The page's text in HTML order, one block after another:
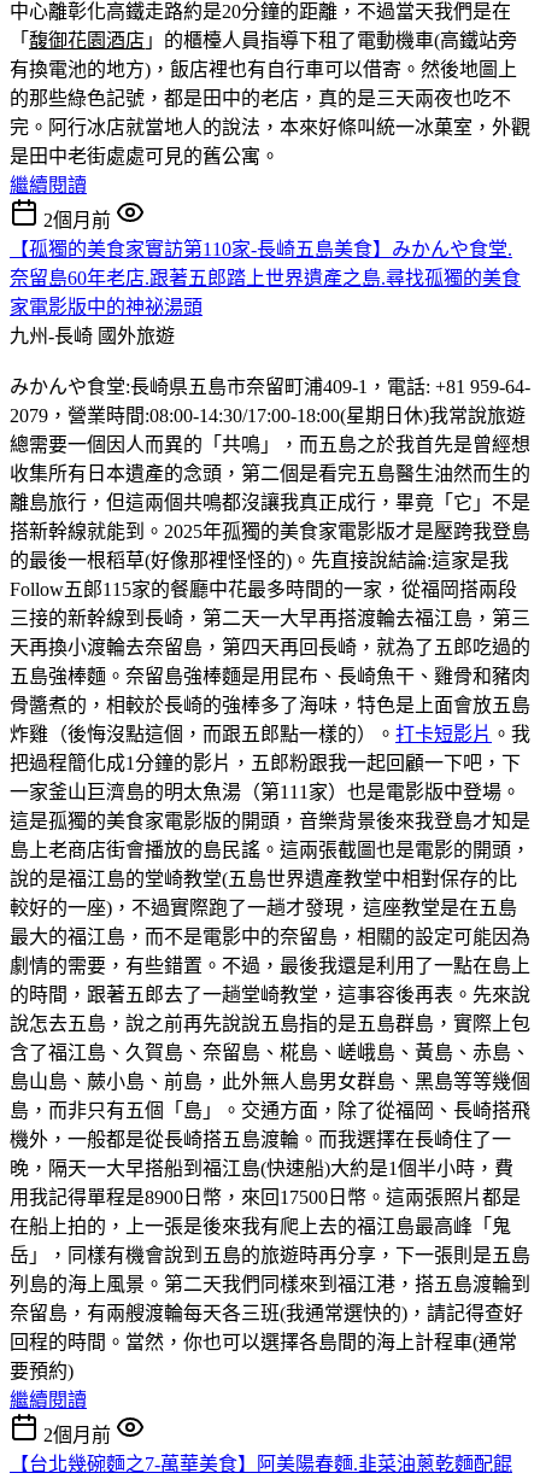
中心離彰化高鐵走路約是20分鐘的距離，不過當天我們是在
「 馥御花園酒店 」的櫃檯人員指導下租了電動機車(高鐵站旁
有換電池的地方)，飯店裡也有自行車可以借寄。然後地圖上
的那些綠色記號，都是田中的老店，真的是三天兩夜也吃不
完。 阿行冰店就當地人的說法，本來好條叫統一冰菓室，外觀
是田中老街處處可見的舊公寓。
繼續閱讀
2個月前
【孤獨的美食家實訪第110家-長崎五島美食】みかんや食堂.
奈留島60年老店.跟著五郎踏上世界遺產之島.尋找孤獨的美食
家電影版中的神祕湯頭
九州-長崎 國外旅遊
みかんや食堂:長崎県五島市奈留町浦409-1，電話: +81 959-64-
2079，營業時間:08:00-14:30/17:00-18:00(星期日休)我常說旅遊
總需要一個因人而異的「共鳴」，而五島之於我首先是曾經想
收集所有日本遺產的念頭，第二個是看完五島醫生油然而生的
離島旅行，但這兩個共鳴都沒讓我真正成行，畢竟「它」不是
搭新幹線就能到。2025年孤獨的美食家電影版才是壓跨我登島
的最後一根稻草(好像那裡怪怪的)。先直接說結論:這家是我
Follow五郞115家的餐廳中花最多時間的一家，從福岡搭兩段
三接的新幹線到長崎，第二天一大早再搭渡輪去福江島，第三
天再換小渡輪去奈留島，第四天再回長崎，就為了五郎吃過的
五島強棒麵。奈留島強棒麵是用昆布、長崎魚干、雞骨和豬肉
骨醬煮的，相較於長崎的強棒多了海味，特色是上面會放五島
炸雞（後悔沒點這個，而跟五郎點一樣的）。 打卡短影片 。我
把過程簡化成1分鐘的影片，五郎粉跟我一起回顧一下吧，下
一家釜山巨濟島的明太魚湯（第111家）也是電影版中登場。
這是孤獨的美食家電影版的開頭，音樂背景後來我登島才知是
島上老商店街會播放的島民謠。這兩張截圖也是電影的開頭，
說的是福江島的堂崎教堂(五島世界遺產教堂中相對保存的比
較好的一座)，不過實際跑了一趟才發現，這座教堂是在五島
最大的福江島，而不是電影中的奈留島，相關的設定可能因為
劇情的需要，有些錯置。不過，最後我還是利用了一點在島上
的時間，跟著五郎去了一趟堂崎教堂，這事容後再表。先來說
說怎去五島，說之前再先說說五島指的是五島群島，實際上包
含了福江島、久賀島、奈留島、椛島、嵯峨島、黃島、赤島、
島山島、蕨小島、前島，此外無人島男女群島、黑島等等幾個
島，而非只有五個「島」。交通方面，除了從福岡、長崎搭飛
機外，一般都是從長崎搭五島渡輪。而我選擇在長崎住了一
晚，隔天一大早搭船到福江島(快速船)大約是1個半小時，費
用我記得單程是8900日幣，來回17500日幣。這兩張照片都是
在船上拍的，上一張是後來我有爬上去的福江島最高峰「鬼
岳」，同樣有機會說到五島的旅遊時再分享，下一張則是五島
列島的海上風景。第二天我們同樣來到福江港，搭五島渡輪到
奈留島，有兩艘渡輪每天各三班(我通常選快的)，請記得查好
回程的時間。當然，你也可以選擇各島間的海上計程車(通常
要預約)
繼續閱讀
2個月前
【台北幾碗麵之7-萬華美食】阿美陽春麵.韭菜油蔥乾麵配餛